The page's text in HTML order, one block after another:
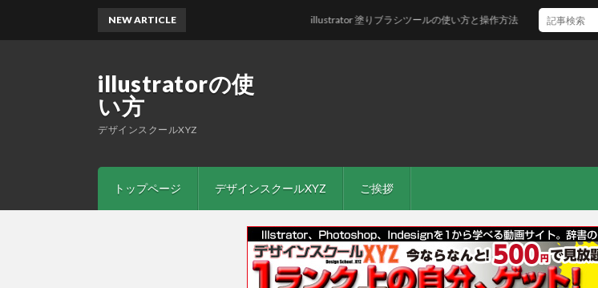
illustratorの使
い方
デザインスクールXYZ
トップページ デザインスクールXYZ ご挨拶
NEW ARTICLE illustrator 塗りブラシツールの使い方と操作方法